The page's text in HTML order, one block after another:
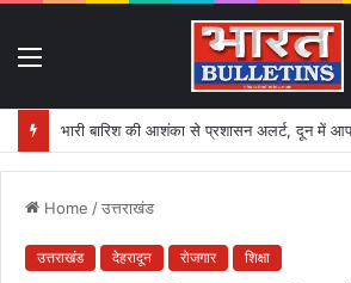
Home /उत्तराखंड
उत्तराखंड देहरादून रोजगार शिक्षा